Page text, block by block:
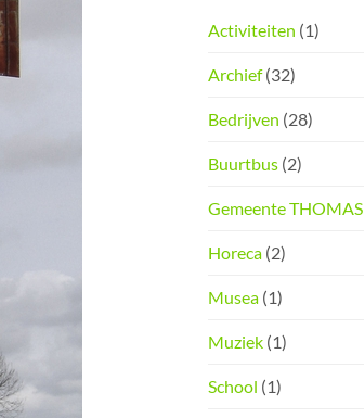
Activiteiten (1)
Archief(32)
Bedrijven (28)
Buurtbus (2)
Gemeente THOMAS
Horeca (2)
Musea (1)
Muziek (1)
School (1)